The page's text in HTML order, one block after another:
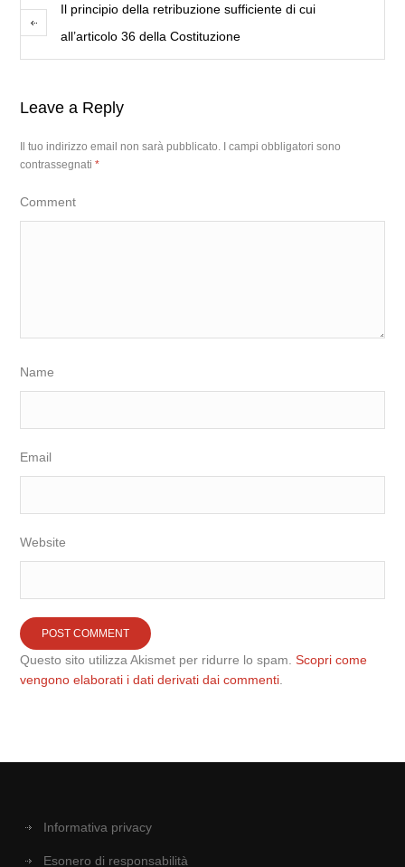
Il principio della retribuzione sufficiente di cui
all’articolo 36 della Costituzione
Leave a Reply
Il tuo indirizzo email non sarà pubblicato.
I campi obbligatori sono
contrassegnati*
Comment
Name
Email
Website
Questo sito utilizza Akismet per ridurre lo spam.Scopri come
vengono elaborati i dati derivati dai commenti
Informativa privacy
Esonero di responsabilità